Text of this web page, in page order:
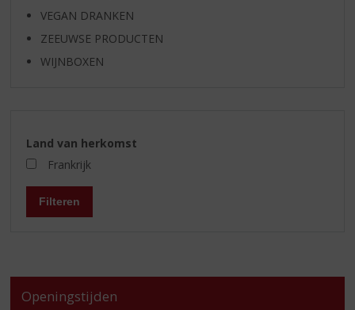
VEGAN DRANKEN
ZEEUWSE PRODUCTEN
WIJNBOXEN
Land van herkomst
Frankrijk
Filteren
Openingstijden